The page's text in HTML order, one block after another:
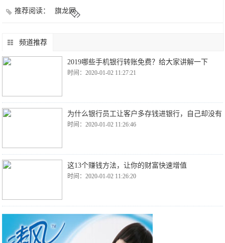
推荐阅读： 旗龙网
频道推荐
2019哪些手机银行转账免费？给大家讲解一下
时间：2020-01-02 11:27:21
为什么银行员工让客户多存钱进银行，自己却没有
时间：2020-01-02 11:26:46
这13个赚钱方法，让你的财富快速增值
时间：2020-01-02 11:26:20